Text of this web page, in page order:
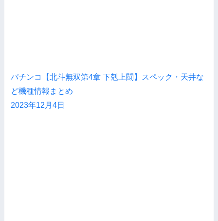
パチンコ【北斗無双第4章 下剋上闘】スペック・天井な
ど機種情報まとめ
2023年12月4日